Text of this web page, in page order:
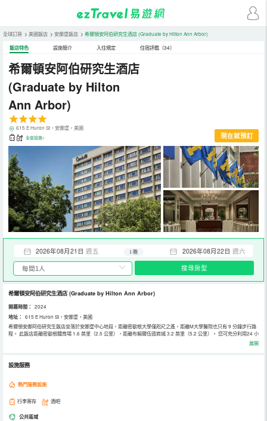
全球訂房 > 美國飯店 > 安娜堡飯店 > 希爾頓安阿伯研究生酒店(Graduate by Hilton Ann Arbor)
飯店特色 設施簡介 入住規定 住宿評鑑（34）
希爾頓安阿伯研究生酒店
(Graduate by Hilton
Ann Arbor)
615 E Huron St，安娜堡，美國
全部設施> 現在就預訂
2026年08月21日 週五 2026年08月22日 週六
1 晚
搜尋房型
希爾頓安阿伯研究生酒店(Graduate by Hilton Ann Arbor)
開幕時間： 2024
地址：
615 E Huron St，安娜堡，美國
希爾頓安娜阿伯研究生飯店坐落於安娜堡中心地段，距離密歇根大學僅咫尺之遙，距離M大學醫院也只有 9 分鐘步行路
程。 此飯店距離密歇根體育場 1.6 英里（2.5 公里），距離布賴爾伍德商城 3.2 英里（5.2 公里）。 您可充分利用24 小
時健身中心等度假設施，此外還有免費 WiFi和婚慶服務等。 您可以去Allen Rumsey餐廳盡享美味佳餚，也可在這裡的
酒吧/酒廊小酌一杯放鬆一下。此外，咖啡館也提供餐飲服務。每天 07:00 至 11:00 提供收費的即點即煮早餐。 特色服
平方英尺）的空間，包括會議場地和4 間會議室。 有 207 間空調客房提供冰箱和平板電視；您定能在旅途中找到家的舒
適。您的臥床備有羽絨被和高檔床上用品。提供免費無線網絡，方便您與朋友保持聯繫；衛星頻道可滿足您的娛樂需
展開
設施服務
熱門服務設施
行李寄存 酒吧
公共區域